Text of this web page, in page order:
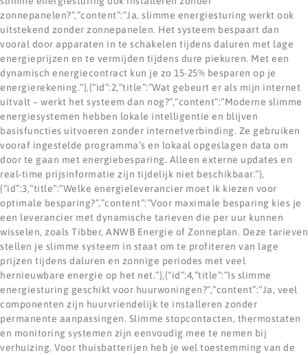
zonnepanelen?”,”content”:”Ja, slimme energiesturing werkt ook
uitstekend zonder zonnepanelen. Het systeem bespaart dan
vooral door apparaten in te schakelen tijdens daluren met lage
energieprijzen en te vermijden tijdens dure piekuren. Met een
dynamisch energiecontract kun je zo 15-25% besparen op je
energierekening.”},{“id”:2,”title”:”Wat gebeurt er als mijn internet
uitvalt – werkt het systeem dan nog?”,”content”:”Moderne slimme
energiesystemen hebben lokale intelligentie en blijven
basisfuncties uitvoeren zonder internetverbinding. Ze gebruiken
vooraf ingestelde programma’s en lokaal opgeslagen data om
door te gaan met energiebesparing. Alleen externe updates en
real-time prijsinformatie zijn tijdelijk niet beschikbaar.”},
{“id”:3,”title”:”Welke energieleverancier moet ik kiezen voor
optimale besparing?”,”content”:”Voor maximale besparing kies je
een leverancier met dynamische tarieven die per uur kunnen
wisselen, zoals Tibber, ANWB Energie of Zonneplan. Deze tarieven
stellen je slimme systeem in staat om te profiteren van lage
prijzen tijdens daluren en zonnige periodes met veel
hernieuwbare energie op het net.”},{“id”:4,”title”:”Is slimme
energiesturing geschikt voor huurwoningen?”,”content”:”Ja, veel
componenten zijn huurvriendelijk te installeren zonder
permanente aanpassingen. Slimme stopcontacten, thermostaten
en monitoring systemen zijn eenvoudig mee te nemen bij
verhuizing. Voor thuisbatterijen heb je wel toestemming van de